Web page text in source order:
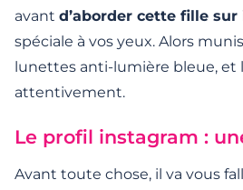
avant d’aborder cette fille
spéciale à vos yeux. Alors
lunettes anti-lumière bleue, et
attentivement.
Le profil instagram :
Avant toute chose, il va vous